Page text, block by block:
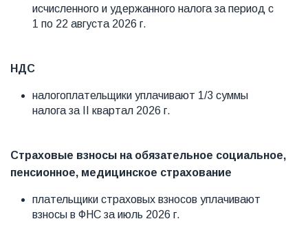
исчисленного и удержанного налога за период с
1 по 22 августа 2026 г.
НДС
налогоплательщики уплачивают 1/3 суммы
налога за II квартал 2026 г.
Страховые взносы на обязательное социальное,
пенсионное, медицинское страхование
плательщики страховых взносов уплачивают
взносы в ФНС за июль 2026 г.